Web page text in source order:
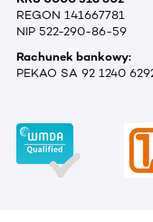
REGON 141667781
NIP 522-290-86-59
Rachunek bankowy:
PEKAO SA 92 1240